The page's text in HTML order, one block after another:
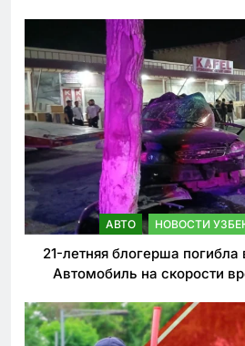
АВТО НОВОСТИ
21-летняя блогерша
Автомобиль на скорости